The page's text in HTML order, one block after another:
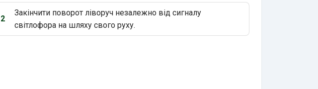
Варіант 2:
2
Закінчити поворот ліворуч незалежно від сигналу
світлофора на шляху свого руху.